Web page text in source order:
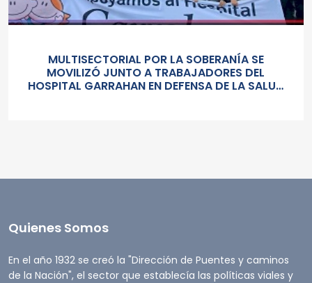
MULTISECTORIAL POR LA SOBERANÍA SE
MOVILIZÓ JUNTO A TRABAJADORES DEL
HOSPITAL GARRAHAN EN DEFENSA DE LA SALUD
Quienes Somos
En el año 1932 se creó la "Dirección de Puentes y caminos
de la Nación", el sector que establecía las políticas viales y